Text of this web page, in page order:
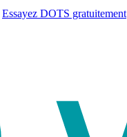
Essayez DOTS gratuitement